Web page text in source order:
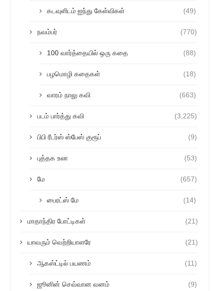
கடவுளிடம் ஐந்து கேள்விகள் (49)
நவம்பர் (770)
100 வார்த்தையில் ஒரு கதை (88)
பழமொழி கதைகள் (18)
வாரம் நாலு கவி (663)
படம் பார்த்து கவி (3,225)
பிபி ரீடர்ஸ் ஸ்பேஸ் குரூப் (9)
புத்தக உலா (53)
மே (657)
பைரட்ஸ் மே (14)
மாதாந்திர போட்டிகள் (21)
யாவரும் வெற்றியாளரே (21)
ஆகஸ்ட்டில் பயணம் (11)
ஜூனின் செவ்வான வனம் (9)